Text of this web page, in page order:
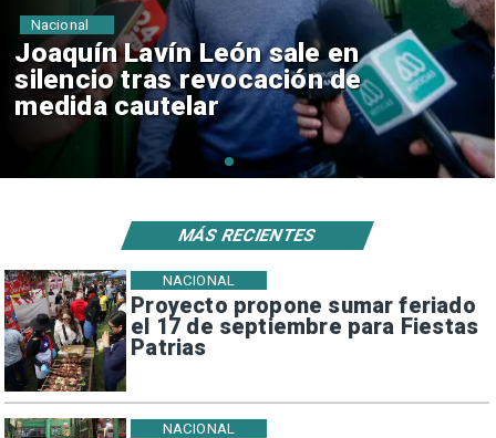
Chile y Venezuela formalizan
reinicio de relaciones
consulares
Nacional
Proyecto propone sumar feriado
el 17 de septiembre para Fiestas
Patrias
NACIONAL
NACIONAL
MÁS RECIENTES